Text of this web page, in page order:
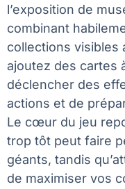
l’exposition de
combinant
collections visibles
ajoutez des cartes
déclencher des
actions et de
Le cœur du jeu
trop tôt peut faire
géants, tandis
de maximiser vos